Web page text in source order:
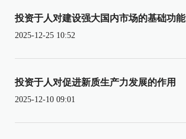
投资于人对建设强大国内市场的基础功能
2025-12-25 10:52
投资于人对促进新质生产力发展的作用
2025-12-10 09:01